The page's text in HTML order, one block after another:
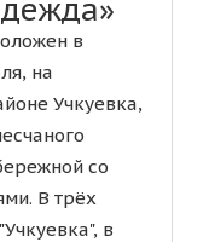
в
на
Учкуевка,
со
В трёх
в